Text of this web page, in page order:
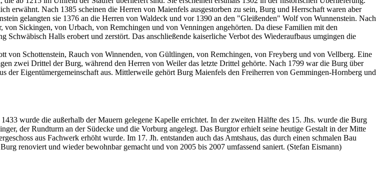
erwähnt. Nach 1385 scheinen die Herren von Maienfels ausgestorben zu sein, Burg und Herrschaft waren aber
gelangten sie 1376 an die Herren von Waldeck und vor 1390 an den "Gleißenden" Wolf von Wunnenstein. Nach
Sickingen, von Urbach, von Remchingen und von Venningen angehörten. Da diese Familien mit den
Halls erobert und zerstört. Das anschließende kaiserliche Verbot des Wiederaufbaus umgingen die
von Schottenstein, Rauch von Winnenden, von Gültlingen, von Remchingen, von Freyberg und von Vellberg. Eine
zwei Drittel der Burg, während den Herren von Weiler das letzte Drittel gehörte. Nach 1799 war die Burg über
der Eigentümergemeinschaft aus. Mittlerweile gehört Burg Maienfels den Freiherren von Gemmingen-Hornberg und
wurde die außerhalb der Mauern gelegene Kapelle errichtet. In der zweiten Hälfte des 15. Jhs. wurde die Burg
der Rundturm an der Südecke und die Vorburg angelegt. Das Burgtor erhielt seine heutige Gestalt in der Mitte
aus Fachwerk erhöht wurde. Im 17. Jh. entstanden auch das Amtshaus, das durch einen schmalen Bau
renoviert und wieder bewohnbar gemacht und von 2005 bis 2007 umfassend saniert. (Stefan Eismann)